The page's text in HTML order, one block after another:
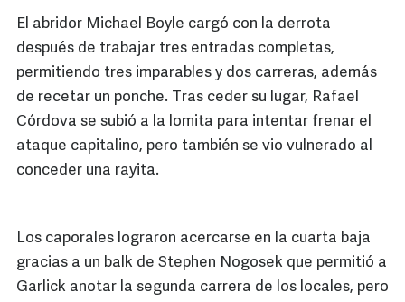
El abridor Michael Boyle cargó con la derrota
después de trabajar tres entradas completas,
permitiendo tres imparables y dos carreras, además
de recetar un ponche. Tras ceder su lugar, Rafael
Córdova se subió a la lomita para intentar frenar el
ataque capitalino, pero también se vio vulnerado al
conceder una rayita.
Los caporales lograron acercarse en la cuarta baja
gracias a un balk de Stephen Nogosek que permitió a
Garlick anotar la segunda carrera de los locales, pero